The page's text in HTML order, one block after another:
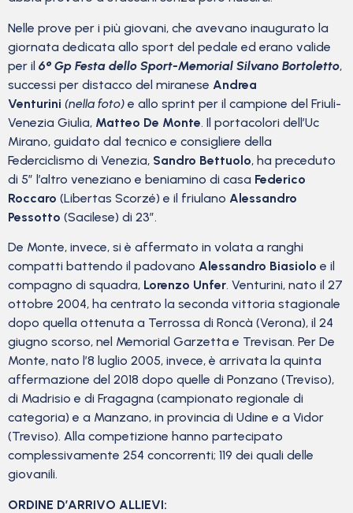
Nelle prove per i più giovani, che avevano inaugurato la
giornata dedicata allo sport del pedale ed erano valide
per il 6° Gp Festa dello Sport-Memorial Silvano Bortoletto,
successi per distacco del miranese Andrea
Venturini (nella foto) e allo sprint per il campione del Friuli-
Venezia Giulia, Matteo De Monte. Il portacolori dell’Uc
Mirano, guidato dal tecnico e consigliere della
Federciclismo di Venezia, Sandro Bettuolo, ha preceduto
di 5” l’altro veneziano e beniamino di casa Federico
Roccaro (Libertas Scorzé) e il friulano Alessandro
Pessotto (Sacilese) di 23”.
De Monte, invece, si è affermato in volata a ranghi
compatti battendo il padovano Alessandro Biasiolo e il
compagno di squadra, Lorenzo Unfer. Venturini, nato il 27
ottobre 2004, ha centrato la seconda vittoria stagionale
dopo quella ottenuta a Terrossa di Roncà (Verona), il 24
giugno scorso, nel Memorial Garzetta e Trevisan. Per De
Monte, nato l’8 luglio 2005, invece, è arrivata la quinta
affermazione del 2018 dopo quelle di Ponzano (Treviso),
di Madrisio e di Fragagna (campionato regionale di
categoria) e a Manzano, in provincia di Udine e a Vidor
(Treviso). Alla competizione hanno partecipato
complessivamente 254 concorrenti; 119 dei quali delle
giovanili.
ORDINE D’ARRIVO ALLIEVI: